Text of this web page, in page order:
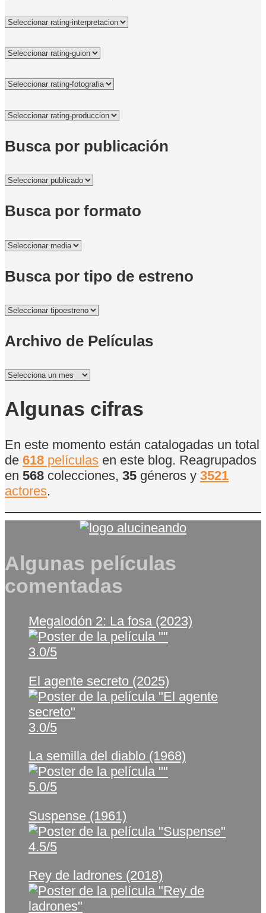
Busca por publicación
Busca por formato
Busca por tipo de estreno
Archivo de Películas
Archivo
Películas
Algunas cifras
En este momento están catalogadas un total
de 618 películas en este blog. Reagrupados
en 568 colecciones, 35 géneros y 3521
actores.
Algunas películas
comentadas
Megalodón 2: La fosa (2023)
3.0/5
El agente secreto (2025)
3.0/5
La semilla del diablo (1968)
5.0/5
Suspense (1961)
4.5/5
Rey de ladrones (2018)